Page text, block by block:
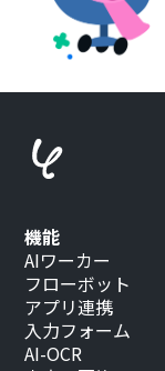
機能
AIワーカー
フローボット
アプリ連携
入力フォーム
AI-OCR